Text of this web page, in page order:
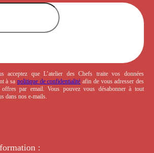
acceptez que L’atelier des Chefs traite vos données
à sa politique de confidentialité afin de vous adresser des
offres par email. Vous pouvez vous désabonner à tout
dans nos e-mails.
formation :